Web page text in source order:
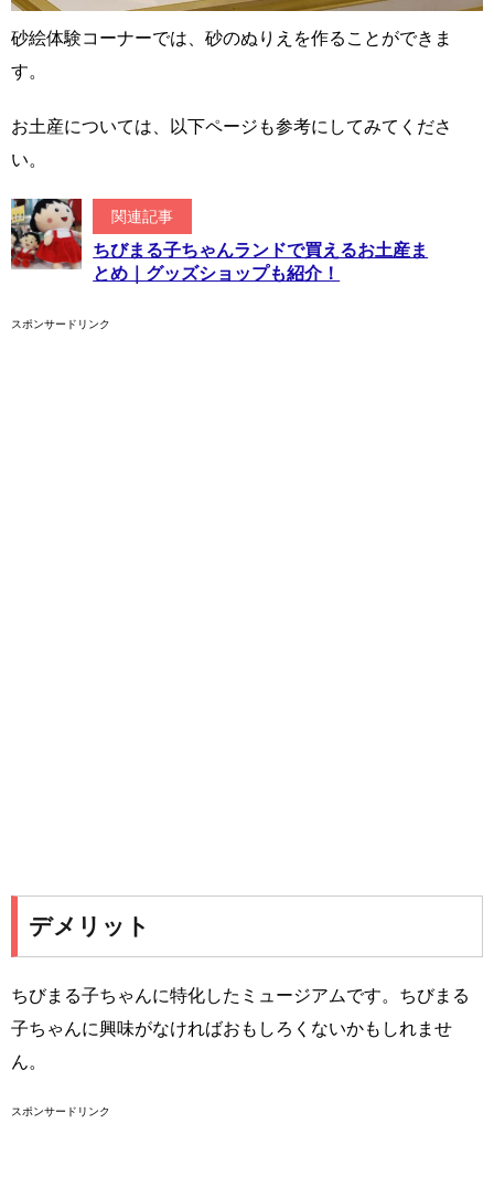
砂絵体験コーナーでは、砂のぬりえを作ることができま
す。
お土産については、以下ページも参考にしてみてくださ
い。
関連記事
ちびまる子ちゃんランドで買えるお土産ま
とめ｜グッズショップも紹介！
スポンサードリンク
デメリット
ちびまる子ちゃんに特化したミュージアムです。ちびまる
子ちゃんに興味がなければおもしろくないかもしれませ
ん。
スポンサードリンク